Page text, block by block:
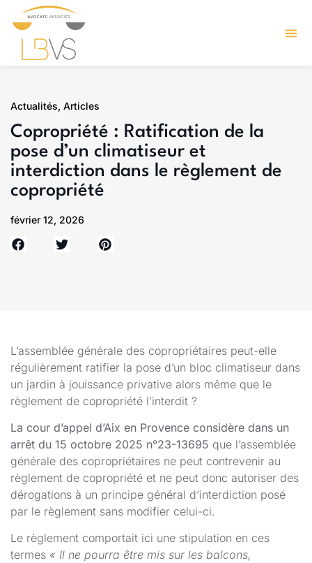
Actualités, Articles
Copropriété : Ratification de la
pose d’un climatiseur et
interdiction dans le règlement de
copropriété
février 12, 2026
L’assemblée générale des copropriétaires peut-elle
régulièrement ratifier la pose d’un bloc climatiseur dans
un jardin à jouissance privative alors même que le
règlement de copropriété l’interdit ?
La cour d’appel d’Aix en Provence considère dans un
arrêt du 15 octobre 2025 n°23-13695 que l’assemblée
générale des copropriétaires ne peut contrevenir au
règlement de copropriété et ne peut donc autoriser des
dérogations à un principe général d’interdiction posé
par le règlement sans modifier celui-ci.
Le règlement comportait ici une stipulation en ces
termes « Il ne pourra être mis sur les balcons,